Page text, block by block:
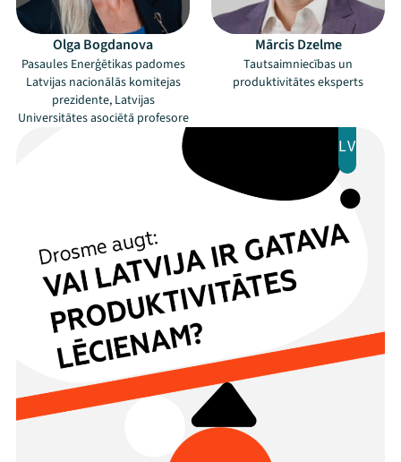
Viņi bija LAMPĀ 2026
Jaunumi
Veikals
Kontakti
ThreadsFacebookYoutube
X
Olga Bogdanova
Pasaules Enerģētikas padomes
Latvijas nacionālās komitejas
prezidente, Latvijas
Universitātes asociētā profesore
Mārcis Dzelme
Tautsaimniecības un
produktivitātes eksperts
LV